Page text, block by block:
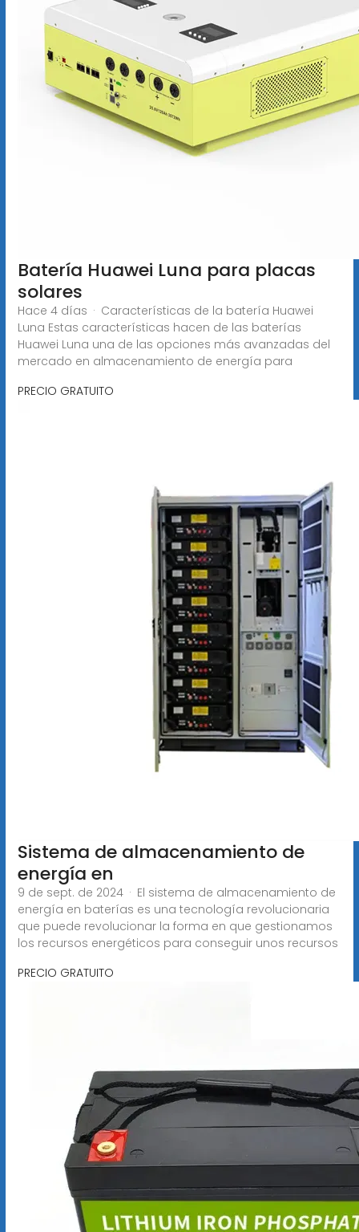
Batería Huawei Luna para placas
solares
Hace 4 días · Características de la batería Huawei
Luna Estas características hacen de las baterías
Huawei Luna una de las opciones más avanzadas del
mercado en almacenamiento de energía para
PRECIO GRATUITO
Sistema de almacenamiento de
energía en
9 de sept. de 2024 · El sistema de almacenamiento de
energía en baterías es una tecnología revolucionaria
que puede revolucionar la forma en que gestionamos
los recursos energéticos para conseguir unos recursos
PRECIO GRATUITO